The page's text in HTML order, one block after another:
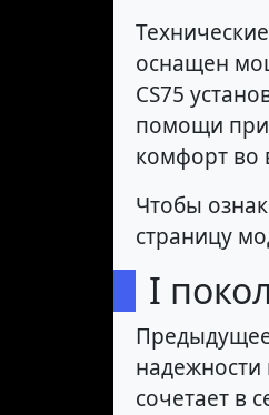
оснащен
CS75
помощи при
комфорт во
Чтобы
страницу
I
сочетает в